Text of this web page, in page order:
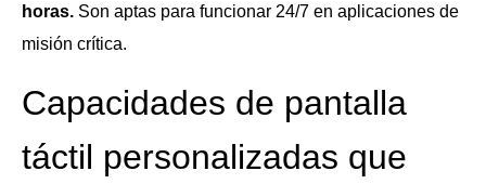
horas. Son aptas para funcionar 24/7 en aplicaciones de
misión crítica.
Capacidades de pantalla
táctil personalizadas que